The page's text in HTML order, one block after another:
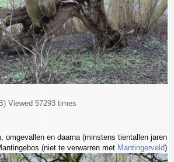
Viewed 57293 times
omgevallen en daarna (minstens tientallen jaren
(niet te verwarren met Mantingerveld)